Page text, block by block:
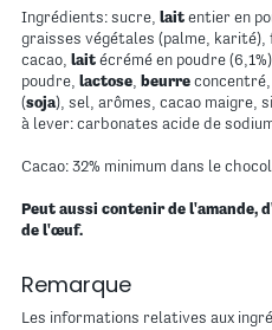
Ingrédients: sucre, lait entier en
graisses végétales (palme, karité),
cacao, lait écrémé en poudre
poudre, lactose, beurre
(soja), sel, arômes, cacao maigre,
à lever: carbonates acide de
Cacao: 32% minimum dans le
Peut aussi contenir de l'amande,
de l'œuf.
Remarque
Les informations relatives aux